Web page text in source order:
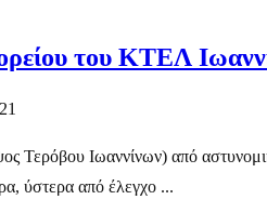
του ΚΤΕΛ
Τερόβου Ιωαννίνων) από
ύστερα από έλεγχο ...